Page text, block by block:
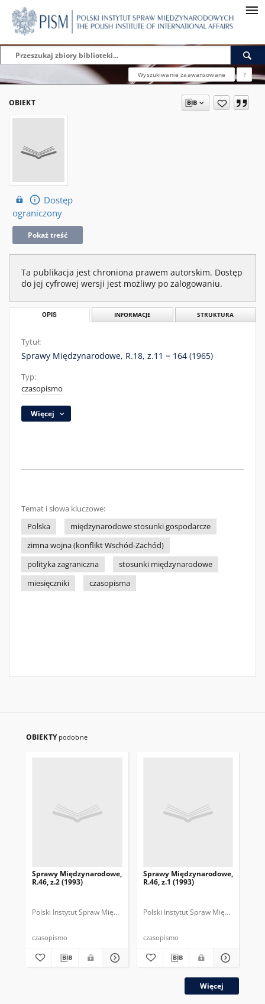
Wyszukiwanie zaawansowane ?
OBIEKT
Dostęp
ograniczony
Pokaż treść
Ta publikacja jest chroniona prawem autorskim. Dostęp
do jej cyfrowej wersji jest możliwy po zalogowaniu.
OPIS INFORMACJE STRUKTURA
Tytuł:
Sprawy Międzynarodowe, R.18, z.11 = 164 (1965)
Typ:
czasopismo
Więcej
Temat i słowa kluczowe:
Polska
międzynarodowe stosunki gospodarcze
zimna wojna (konflikt Wschód-Zachód)
polityka zagraniczna
stosunki międzynarodowe
miesięczniki
czasopisma
OBIEKTY podobne
Sprawy Międzynarodowe,
R.46, z.2 (1993)
Polski Instytut Spraw Międzynarodowych. Polska Fundacja Spraw
czasopismo
Sprawy Międzynarodowe,
R.46, z.1 (1993)
Polski Instytut Spraw
czasopismo
Więcej